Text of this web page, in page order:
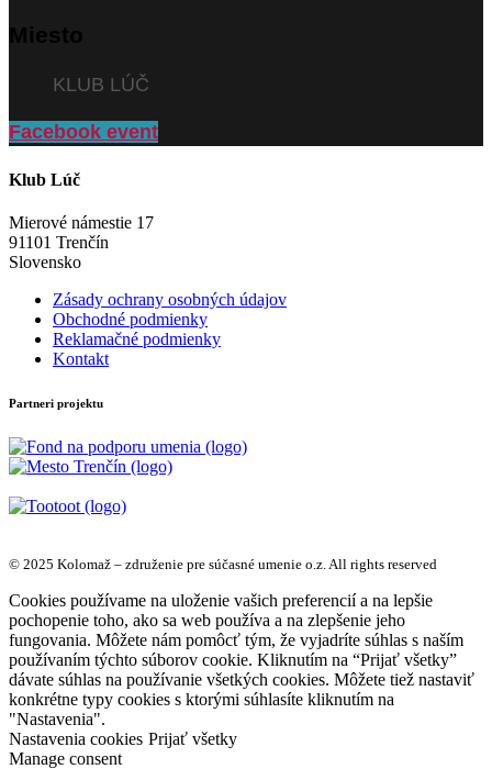
Miesto
KLUB LÚČ
Facebook event
Klub Lúč
Mierové námestie 17
91101 Trenčín
Slovensko
Zásady ochrany osobných údajov
Obchodné podmienky
Reklamačné podmienky
Kontakt
Partneri projektu
© 2025 Kolomaž – združenie pre súčasné umenie o.z. All rights reserved
Cookies používame na uloženie vašich preferencií a na lepšie
pochopenie toho, ako sa web používa a na zlepšenie jeho
fungovania. Môžete nám pomôcť tým, že vyjadríte súhlas s naším
používaním týchto súborov cookie. Kliknutím na “Prijať všetky”
dávate súhlas na používanie všetkých cookies. Môžete tiež nastaviť
konkrétne typy cookies s ktorými súhlasíte kliknutím na
"Nastavenia".
Nastavenia cookies Prijať všetky
Manage consent